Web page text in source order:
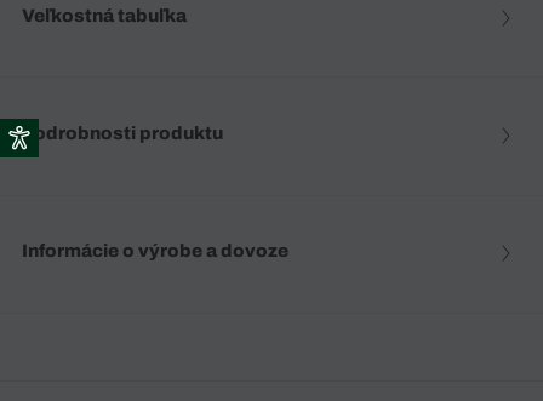
Veľkostná tabuľka
Podrobnosti produktu
Informácie o výrobe a dovoze